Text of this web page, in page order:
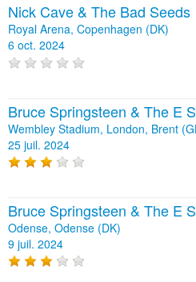
Nick Cave & The Bad Seeds
Royal Arena, Copenhagen (DK)
6 oct. 2024
Bruce Springsteen & The E
Wembley Stadium, London, Brent
25 juil. 2024
Bruce Springsteen & The E
Odense, Odense (DK)
9 juil. 2024